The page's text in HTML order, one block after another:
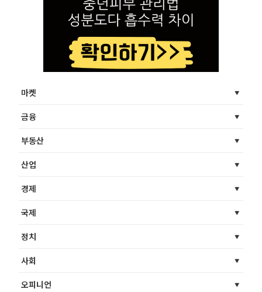
마켓
금융
부동산
산업
경제
국제
정치
사회
오피니언